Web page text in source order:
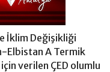
İklim Değişikliği
Elbistan A Termik
verilen ÇED olumlu